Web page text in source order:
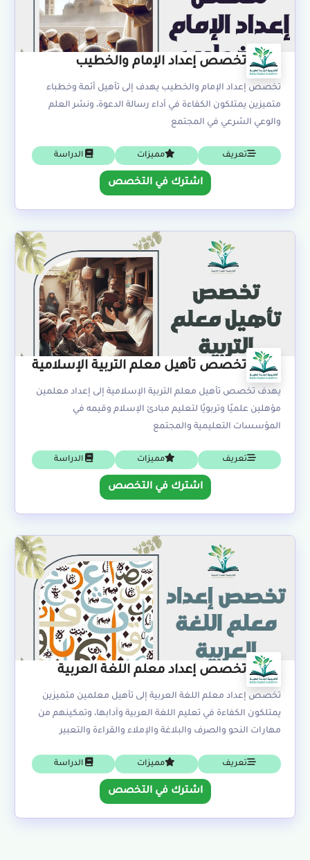
تخصص إعداد الإمام والخطيب
تخصص إعداد الإمام والخطيب يهدف إلى تأهيل أئمة وخطباء
متميزين يمتلكون الكفاءة في أداء رسالة الدعوة، ونشر العلم
والوعي الشرعي في المجتمع
تعريف مميزات الدراسة
اشترك في التخصص
تخصص تأهيل معلم التربية الإسلامية
يهدف تخصص تأهيل معلم التربية الإسلامية إلى إعداد معلمين
مؤهلين علميًا وتربويًا لتعليم مبادئ الإسلام وقيمه في
المؤسسات التعليمية والمجتمع
تعريف مميزات الدراسة
اشترك في التخصص
تخصص إعداد معلم اللغة العربية
تخصص إعداد معلم اللغة العربية إلى تأهيل معلمين متميزين
يمتلكون الكفاءة في تعليم اللغة العربية وآدابها، وتمكينهم من
مهارات النحو والصرف والبلاغة والإملاء والقراءة والتعبير
تعريف مميزات الدراسة
اشترك في التخصص